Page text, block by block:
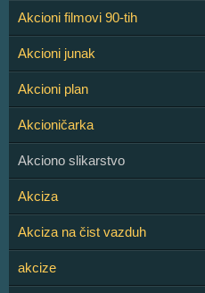
Akcioni filmovi 90-tih
Akcioni junak
Akcioni plan
Akcioničarka
Akciono slikarstvo
Akciza
Akciza na čist vazduh
akcize